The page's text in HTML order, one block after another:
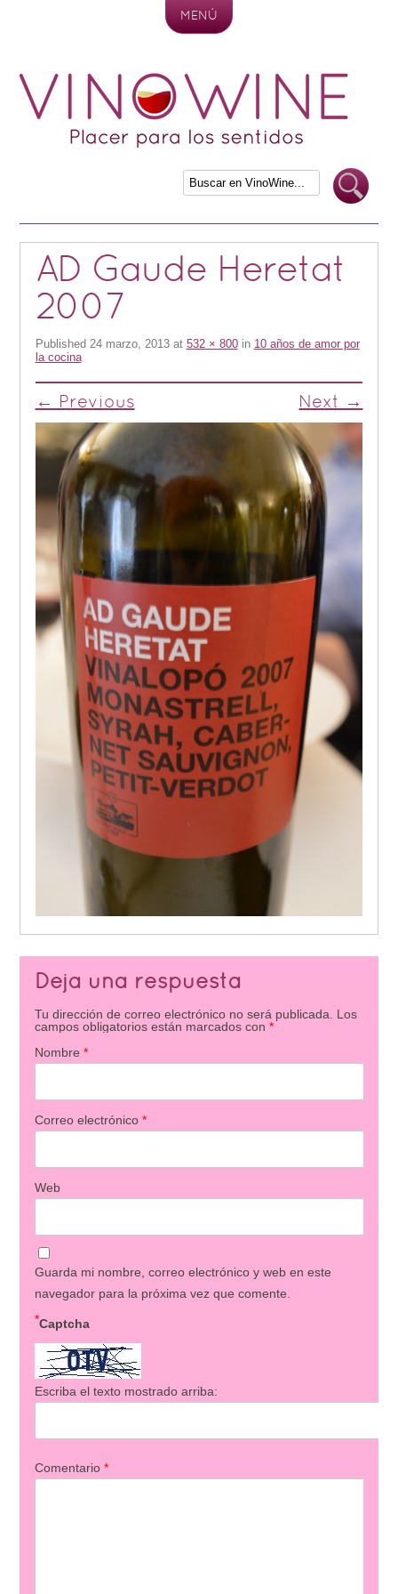
MENÚ
AD Gaude Heretat
2007
Published 24 marzo, 2013at 532 × 800in 10 años de amor por
la cocina
← Previous Next →
Deja una respuesta
Tu dirección de correo electrónico no será publicada.
Los
campos obligatorios están marcados con *
Nombre *
Correo electrónico *
Web
Guarda mi nombre, correo electrónico y web en este
navegador para la próxima vez que comente.
Captcha
*
Escriba el texto mostrado arriba:
Comentario *